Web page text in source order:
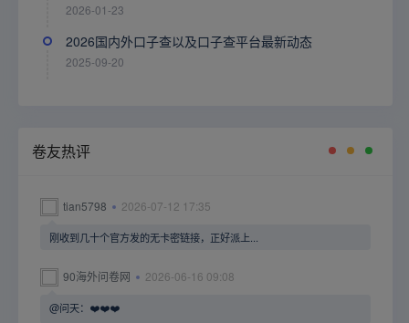
2026-01-23
2026国内外口子查以及口子查平台最新动态
2025-09-20
卷友热评
tian5798 2026-07-12 17:35
刚收到几十个官方发的无卡密链接，正好派上...
90海外问卷网 2026-06-16 09:08
@问天：❤️❤️❤️